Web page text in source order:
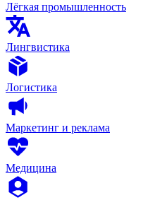
Лёгкая промышленность
Лингвистика
Логистика
Маркетинг и реклама
Медицина